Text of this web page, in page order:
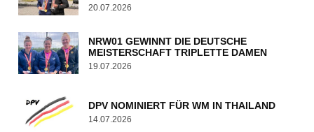
20.07.2026
NRW01 GEWINNT DIE DEUTSCHE
MEISTERSCHAFT TRIPLETTE DAMEN
19.07.2026
DPV NOMINIERT FÜR WM IN THAILAND
14.07.2026